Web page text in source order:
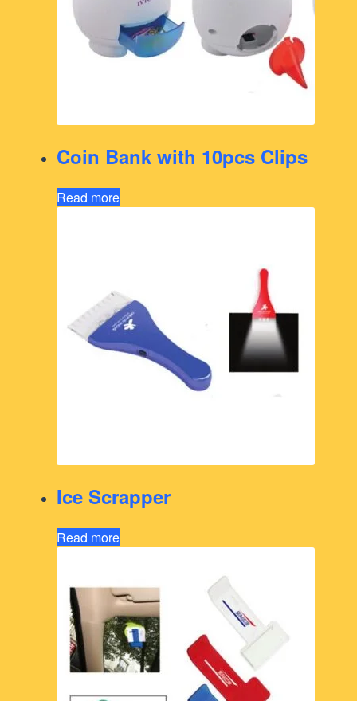
Coin Bank with 10pcs Clips
Read more
Ice Scrapper
Read more